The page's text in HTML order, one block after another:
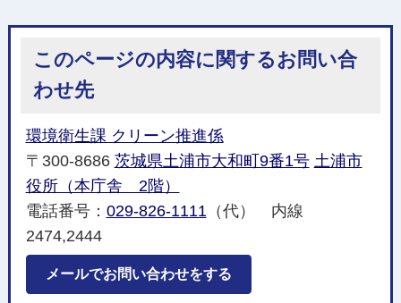
このページの内容に関するお問い合
わせ先
環境衛生課 クリーン推進係
〒300-8686 茨城県土浦市大和町9番1号 土浦市
役所（本庁舎 2階）
電話番号： 029-826-1111（代） 内線
2474,2444
メールでお問い合わせをする